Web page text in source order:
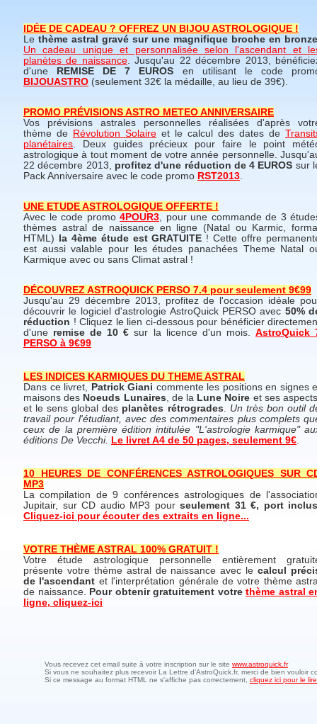
IDÉE DE CADEAU ? OFFREZ UN BIJOU ASTROLOGIQUE !
Le thème astral gravé sur une magnifique broche en bronze
Un cadeau unique et personnalisée selon l'ascendant et
planètes de naissance. Jusqu'au 22 décembre 2013,
d'une
REMISE DE 7 EUROS en utilisant le code
BIJOUASTRO (seulement 32€ la médaille, au lieu de 39€).
PROMO PRÉVISIONS ASTRO METEO ANNIVERSAIRE
Vos prévisions astrales personnelles réalisées d'après
thème de Révolution Solaire et le calcul des dates de
planétaires. Deux guides précieux pour faire le point
astrologique à tout moment de votre année personnelle.
22 décembre 2013, profitez d'une réduction de 4 EUROS sur
Pack Anniversaire avec le code promo RST2013.
UNE ETUDE ASTROLOGIQUE OFFERTE !
Avec le code promo 4POUR3, pour une commande de 3
thèmes astral de naissance en ligne (Natal ou Karmic,
HTML)
la 4ème étude est GRATUITE ! Cette offre
est aussi valable pour les études panachées Theme Natal
Karmique avec ou sans Climat astral !
DÉCOUVREZ ASTROQUICK PERSO 7.4 pour seulement 9€99
Jusqu'au 29 décembre 2013, profitez de l'occasion idéale
découvrir le logiciel d'astrologie AstroQuick PERSO avec 50%
réduction ! Cliquez le lien ci-dessous pour bénéficier
d'une remise de 10 € sur la licence d'un mois. AstroQuick
PERSO à 9€99
LES INDICES KARMIQUES DU THEME ASTRAL
Dans ce livret, Patrick Giani commente les positions en signes
maisons des Noeuds Lunaires, de la Lune Noire et ses
et le sens global des planètes rétrogrades. Un très bon outil
travail pour l'étudiant, avec des commentaires plus complets
ceux de la première édition intitulée "L'astrologie karmique"
éditions De Vecchi. Le livret A4 de 50 pages, seulement 9€.
10 HEURES DE CONFÉRENCES ASTROLOGIQUES SUR
MP3
La compilation de 9 conférences astrologiques de
Jupitair, sur CD audio MP3 pour seulement 31 €, port
Cliquez-ici pour écouter des extraits en ligne...
VOTRE THÈME ASTRAL 100% GRATUIT !
Votre étude astrologique personnelle entièrement
présente votre thème astral de naissance avec lecalcul
de l'ascendant et l'interprétation générale de votre thème
de naissance. Pour obtenir gratuitement votre thème astral
ligne, cliquez-ici
Vous recevez cet email suite à votre inscription sur le site www.astroquick.fr
Si vous ne souhaitez plus recevoir La Lettre d'AstroQuick.fr, merci de bien vouloir
Si ce message au format HTML ne s'affiche pas correctement, cliquez ici pour le